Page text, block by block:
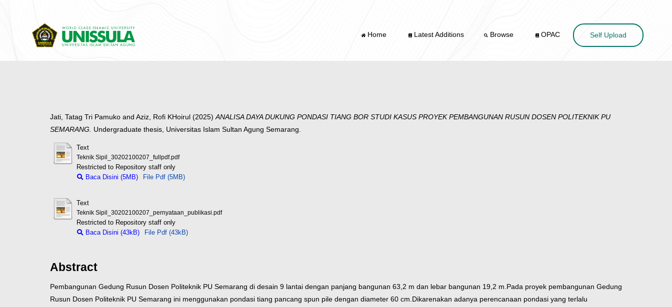
Home Latest Additions Browse OPAC Self Upload
Jati, Tatag Tri Pamuko and Aziz, Rofi KHoirul (2025)ANALISA DAYA DUKUNG PONDASI TIANG BOR STUDI KASUS PROYEK PEMBANGUNAN RUSUN DOSEN POLITEKNIK PU
SEMARANG. Undergraduate thesis, Universitas Islam Sultan Agung Semarang.
Text
Teknik Sipil_30202100207_fullpdf.pdf
Restricted to Repository staff only
Baca Disini (5MB)
File Pdf (5MB)
Text
Teknik Sipil_30202100207_pernyataan_publikasi.pdf
Restricted to Repository staff only
Baca Disini (43kB)
File Pdf (43kB)
Abstract
Pembangunan Gedung Rusun Dosen Politeknik PU Semarang di desain 9 lantai dengan panjang bangunan 63,2 m dan lebar bangunan 19,2 m.Pada proyek pembangunan Gedung
Rusun Dosen Politeknik PU Semarang ini menggunakan pondasi tiang pancang spun pile dengan diameter 60 cm.Dikarenakan adanya perencanaan pondasi yang terlalu